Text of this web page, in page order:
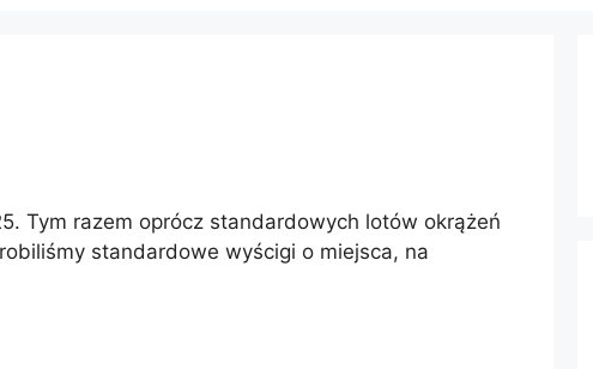
Tym razem oprócz standardowych lotów okrążeń
standardowe wyścigi o miejsca, na